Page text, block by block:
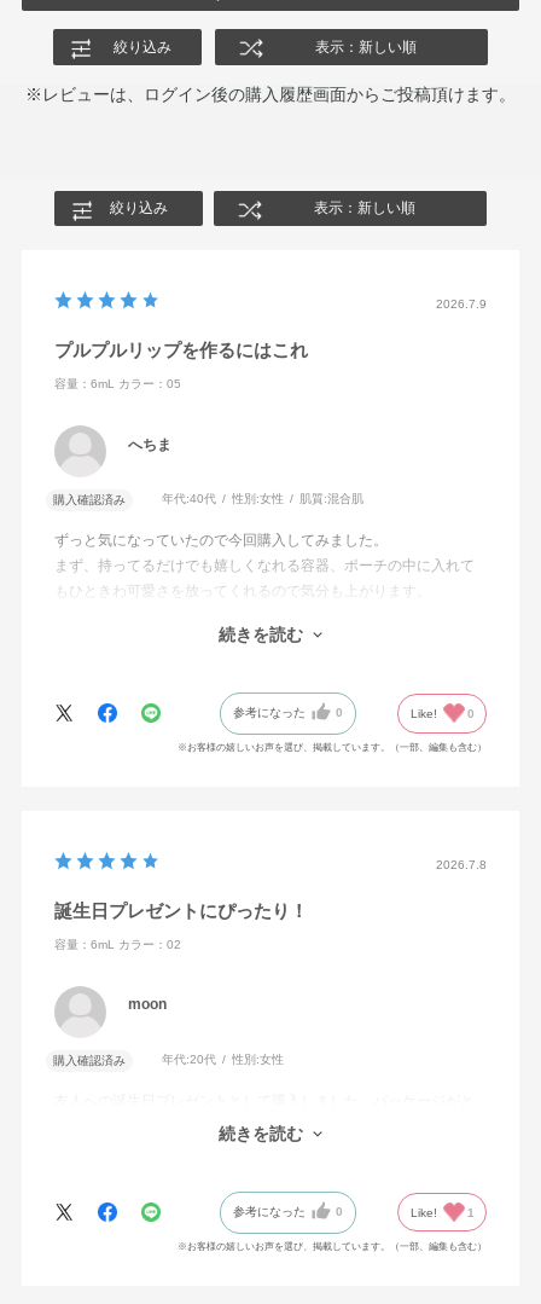
絞り込み 表示：新しい順
※レビューは、ログイン後の購入履歴画面からご投稿頂けます。
絞り込み 表示：新しい順
2026.7.9
プルプルリップを作るにはこれ
容量：6mL カラー：05
へちま
購入確認済み 年代:40代 性別:女性 肌質:混合肌
ずっと気になっていたので今回購入してみました。
まず、持ってるだけでも嬉しくなれる容器、ポーチの中に入れて
もひときわ可愛さを放ってくれるので気分も上がります。
選んだお色は想像とおりの可愛さでした。
続きを読む
参考になった 0 Like! 0
※お客様の嬉しいお声を選び、掲載しています。（一部、編集も含む）
2026.7.8
誕生日プレゼントにぴったり！
容量：6mL カラー：02
moon
購入確認済み 年代:20代 性別:女性
ても華やかで高級感があり、ギフトラッピングも素敵でした。プ
続きを読む
参考になった 0 Like! 1
※お客様の嬉しいお声を選び、掲載しています。（一部、編集も含む）